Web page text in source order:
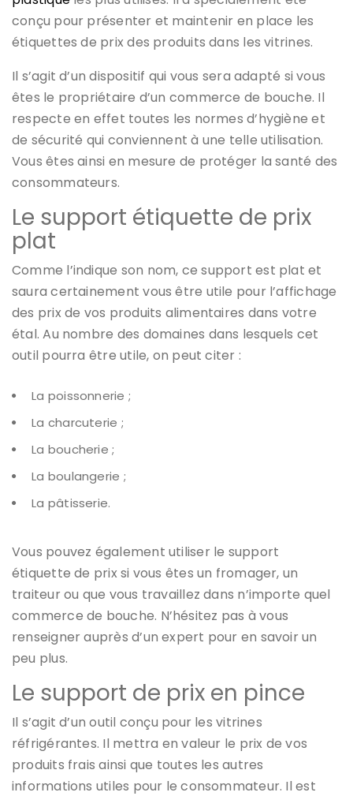
conçu pour présenter et maintenir en place les
étiquettes de prix des produits dans les vitrines.
Il s’agit d’un dispositif qui vous sera adapté si vous
êtes le propriétaire d’un commerce de bouche. Il
respecte en effet toutes les normes d’hygiène et
de sécurité qui conviennent à une telle utilisation.
Vous êtes ainsi en mesure de protéger la santé des
consommateurs.
Le support étiquette de prix
plat
Comme l’indique son nom, ce support est plat et
saura certainement vous être utile pour l’affichage
des prix de vos produits alimentaires dans votre
étal. Au nombre des domaines dans lesquels cet
outil pourra être utile, on peut citer :
La poissonnerie ;
La charcuterie ;
La boucherie ;
La boulangerie ;
La pâtisserie.
Vous pouvez également utiliser le support
étiquette de prix si vous êtes un fromager, un
traiteur ou que vous travaillez dans n’importe quel
commerce de bouche. N’hésitez pas à vous
renseigner auprès d’un expert pour en savoir un
peu plus.
Le support de prix en pince
Il s’agit d’un outil conçu pour les vitrines
réfrigérantes. Il mettra en valeur le prix de vos
produits frais ainsi que toutes les autres
informations utiles pour le consommateur. Il est